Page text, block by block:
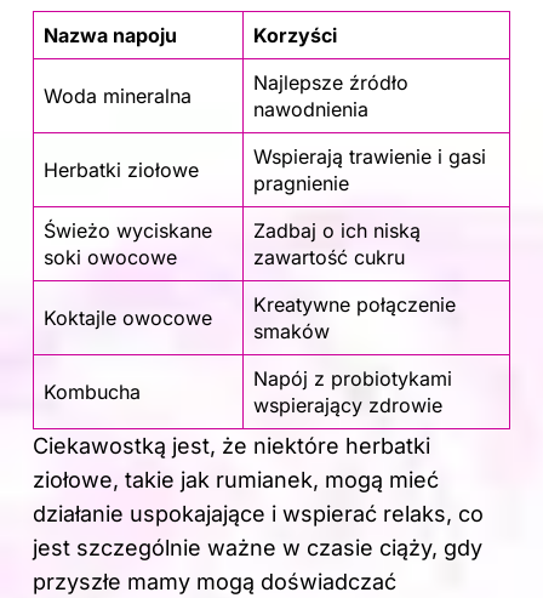
Nazwa napoju Korzyści
Woda mineralna
Najlepsze źródło
nawodnienia
Herbatki ziołowe
Wspierają trawienie i gasi
pragnienie
Świeżo wyciskane
soki owocowe
Zadbaj o ich niską
zawartość cukru
Koktajle owocowe
Kreatywne połączenie
smaków
Kombucha
Napój z probiotykami
wspierający zdrowie
Ciekawostką jest, że niektóre herbatki
ziołowe, takie jak rumianek, mogą mieć
działanie uspokajające i wspierać relaks, co
jest szczególnie ważne w czasie ciąży, gdy
przyszłe mamy mogą doświadczać